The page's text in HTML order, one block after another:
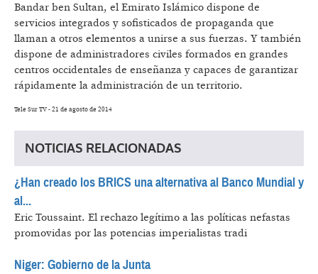
Bandar ben Sultan, el Emirato Islámico dispone de
servicios integrados y sofisticados de propaganda que
llaman a otros elementos a unirse a sus fuerzas. Y también
dispone de administradores civiles formados en grandes
centros occidentales de enseñanza y capaces de garantizar
rápidamente la administración de un territorio.
Tele Sur TV - 21 de agosto de 2014
NOTICIAS RELACIONADAS
¿Han creado los BRICS una alternativa al Banco Mundial y
al...
Eric Toussaint. El rechazo legítimo a las políticas nefastas
promovidas por las potencias imperialistas tradi
Niger: Gobierno de la Junta